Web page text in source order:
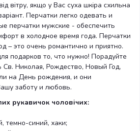
вітру, якщо у Вас суха шкіра схильна
Перчатки легко одевать и
перчатки мужские - обеспечить
в холодное время года. Перчатки
– это очень романтично и приятно.
подарков то, что нужно! Порадуйте
Николая, Рождество, Новый Год,
на День рождения, и они
заботу и любовь.
рукавичок чоловічих:
темно-синий, хаки;